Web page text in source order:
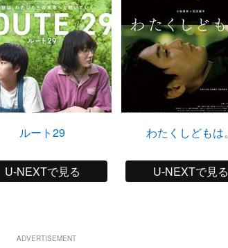
ルート29
U-NEXTで見る
わたくしどもは。
U-NEXTで見る
ADVERTISEMENT